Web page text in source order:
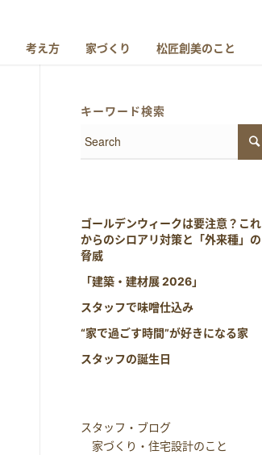
考え方 家づくり 松匠創美のこと
キーワード検索
ゴールデンウィークは要注意？これ
からのシロアリ対策と「外来種」の
脅威
「建築・建材展 2026」
スタッフで味噌仕込み
“家で過ごす時間”が好きになる家
スタッフの誕生日
スタッフ・ブログ
家づくり・住宅設計のこと